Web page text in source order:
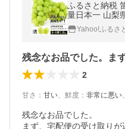
ふるさと納税
量日本一 山梨
ット3〜4房 合
Yahoo!ふるさ
2
甘さ ： 甘い、 鮮度 ： 非常に悪い、
残念なお品でした。
まず、宅配便の受け取りが